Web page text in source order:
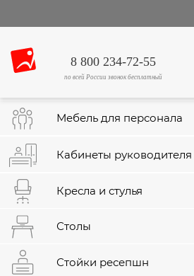
8 800 234-72-55
по всей России звонок бесплатный
Мебель для персонала
Кабинеты руководителя
Кресла и стулья
Столы
Стойки ресепшн